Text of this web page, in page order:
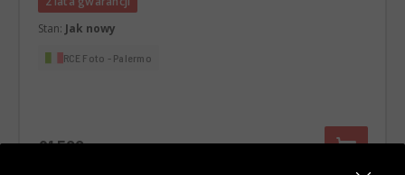
Stan: Jak nowy
RCE Foto - Palermo
€1.500